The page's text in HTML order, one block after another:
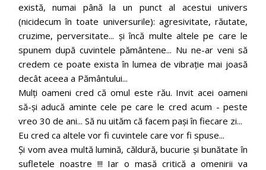
există, numai până la un punct al acestui univers
(nicidecum în toate universurile): agresivitate, răutate,
cruzime, perversitate... și încă multe altele pe care le
spunem după cuvintele pământene... Nu ne-ar veni să
credem ce poate exista în lumea de vibrație mai joasă
decât aceea a Pământului...
Mulți oameni cred că omul este rău. Invit acei oameni
să-și aducă aminte cele pe care le cred acum - peste
vreo 30 de ani... Să nu uităm că facem pași în fiecare zi...
Eu cred ca altele vor fi cuvintele care vor fi spuse...
Și vom avea multă lumină, căldură, bucurie și bunătate în
sufletele noastre !!! Iar o masă critică a omenirii va